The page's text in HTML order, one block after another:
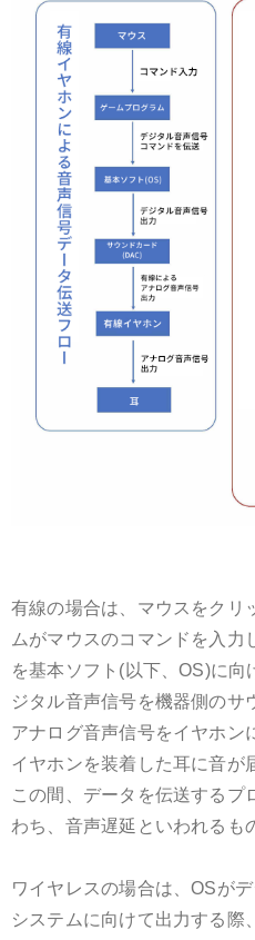
有線の場合は、マウスをクリ
ムがマウスのコマンドを入
を基本ソフト(以下、OS)に
ジタル音声信号を機器側のサ
アナログ音声信号をイヤホン
イヤホンを装着した耳に音が
この間、データを伝送するプ
わち、音声遅延といわれるも
ワイヤレスの場合は、OSが
システムに向けて出力する